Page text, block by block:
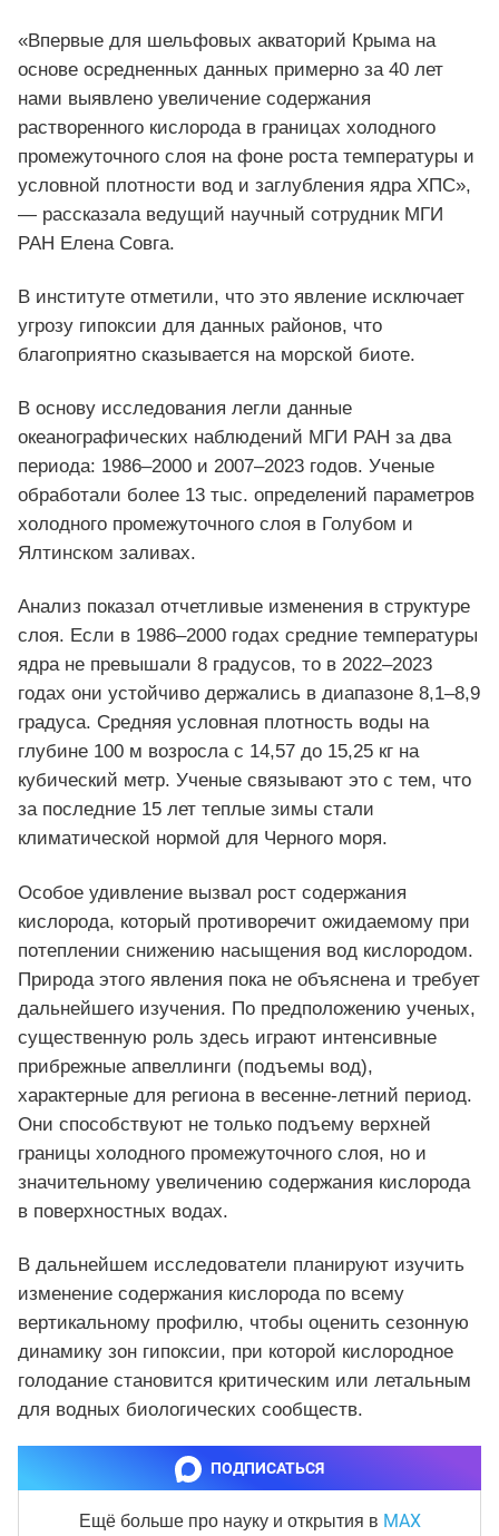
«Впервые для шельфовых акваторий Крыма на
основе осредненных данных примерно за 40 лет
нами выявлено увеличение содержания
растворенного кислорода в границах холодного
промежуточного слоя на фоне роста температуры и
условной плотности вод и заглубления ядра ХПС»,
— рассказала ведущий научный сотрудник МГИ
РАН Елена Совга.
В институте отметили, что это явление исключает
угрозу гипоксии для данных районов, что
благоприятно сказывается на морской биоте.
В основу исследования легли данные
океанографических наблюдений МГИ РАН за два
периода: 1986–2000 и 2007–2023 годов. Ученые
обработали более 13 тыс. определений параметров
холодного промежуточного слоя в Голубом и
Ялтинском заливах.
Анализ показал отчетливые изменения в структуре
слоя. Если в 1986–2000 годах средние температуры
ядра не превышали 8 градусов, то в 2022–2023
годах они устойчиво держались в диапазоне 8,1–8,9
градуса. Средняя условная плотность воды на
глубине 100 м возросла с 14,57 до 15,25 кг на
кубический метр. Ученые связывают это с тем, что
за последние 15 лет теплые зимы стали
климатической нормой для Черного моря.
Особое удивление вызвал рост содержания
кислорода, который противоречит ожидаемому при
потеплении снижению насыщения вод кислородом.
Природа этого явления пока не объяснена и требует
дальнейшего изучения. По предположению ученых,
существенную роль здесь играют интенсивные
прибрежные апвеллинги (подъемы вод),
характерные для региона в весенне-летний период.
Они способствуют не только подъему верхней
границы холодного промежуточного слоя, но и
значительному увеличению содержания кислорода
в поверхностных водах.
В дальнейшем исследователи планируют изучить
изменение содержания кислорода по всему
вертикальному профилю, чтобы оценить сезонную
динамику зон гипоксии, при которой кислородное
голодание становится критическим или летальным
для водных биологических сообществ.
ПОДПИСАТЬСЯ
Ещё больше про науку и открытия в MAX